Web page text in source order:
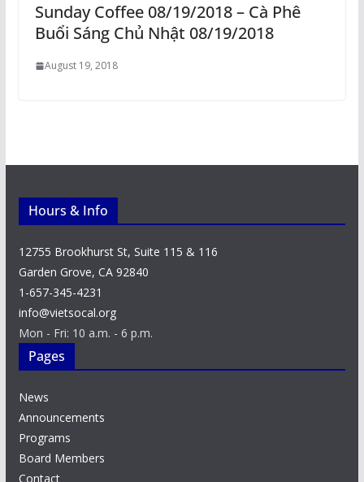
Sunday Coffee 08/19/2018 – Cà Phê
Buổi Sáng Chủ Nhật 08/19/2018
August 19, 2018
Hours & Info
12755 Brookhurst St, Suite 115 & 116
Garden Grove, CA 92840
1-657-345-4231
info@vietsocal.org
Mon - Fri: 10 a.m. - 6 p.m.
Pages
News
Announcements
Programs
Board Members
Contact